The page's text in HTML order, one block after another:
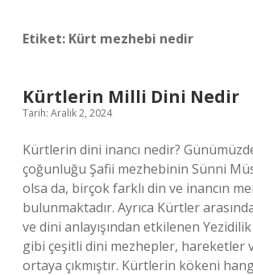
Etiket: Kürt mezhebi nedir
Kürtlerin Milli Dini Nedir
Tarih: Aralık 2, 2024
Kürtlerin dini inancı nedir?
çoğunluğu Şafii mezhebinin Sünni
olsa da, birçok farklı din ve inancın
bulunmaktadır. Ayrıca Kürtler
ve dini anlayışından etkilenen
gibi çeşitli dini mezhepler, hareketler
ortaya çıkmıştır. Kürtlerin kökeni